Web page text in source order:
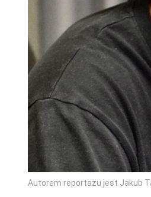
Autorem reportażu jest Jakub